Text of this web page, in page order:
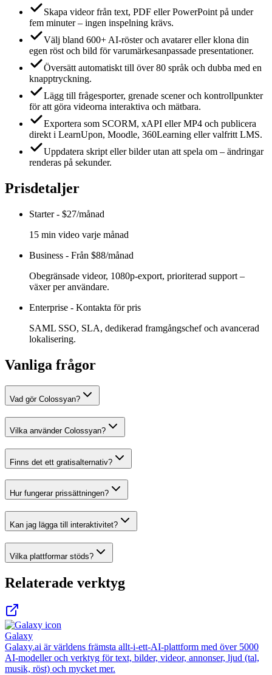
Skapa videor från text, PDF eller PowerPoint på under
fem minuter – ingen inspelning krävs.
Välj bland 600+ AI-röster och avatarer eller klona din
egen röst och bild för varumärkesanpassade presentationer.
Översätt automatiskt till över 80 språk och dubba med en
knapptryckning.
Lägg till frågesporter, grenade scener och kontrollpunkter
för att göra videorna interaktiva och mätbara.
Exportera som SCORM, xAPI eller MP4 och publicera
direkt i LearnUpon, Moodle, 360Learning eller valfritt LMS.
Uppdatera skript eller bilder utan att spela om – ändringar
renderas på sekunder.
Prisdetaljer
Starter- $27/månad
15 min video varje månad
Business - Från $88/månad
Obegränsade videor, 1080p-export, prioriterad support –
växer per användare.
Enterprise - Kontakta för pris
SAML SSO, SLA, dedikerad framgångschef och avancerad
lokalisering.
Vanliga frågor
Vad gör Colossyan?
Vilka använder Colossyan?
Finns det ett gratisalternativ?
Hur fungerar prissättningen?
Kan jag lägga till interaktivitet?
Vilka plattformar stöds?
Relaterade verktyg
Galaxy
Galaxy.ai är världens främsta allt-i-ett-AI-plattform med över 5000
AI-modeller och verktyg för text, bilder, videor, annonser, ljud (tal,
musik, röst) och mycket mer.